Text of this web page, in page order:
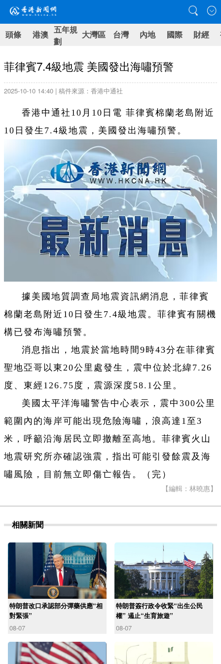
頭條 港澳 五年規
劃
大灣區 台灣 內地 國際 財經
菲律賓7.4級地震 美國發出海嘯預警
2025-10-10 14:40 | 稿件來源：香港中通社
香港中通社10月10日電 菲律賓棉蘭老島附近
10日發生7.4級地震，美國發出海嘯預警。
據美國地質調查局地震資訊網消息，菲律賓
棉蘭老島附近10日發生7.4級地震。菲律賓有關機
構已發布海嘯預警。
消息指出，地震於當地時間9時43分在菲律賓
聖地亞哥以東20公里處發生，震中位於北緯7.26
度、東經126.75度，震源深度58.1公里。
美國太平洋海嘯警告中心表示，震中300公里
範圍內的海岸可能出現危險海嘯，浪高達1至3
米，呼籲沿海居民立即撤離至高地。菲律賓火山
地震研究所亦確認強震，指出可能引發餘震及海
嘯風險，目前無立即傷亡報告。（完）
【編輯：林曉惠】
相關新聞
特朗普改口承認部分彈藥供應“相
對緊張”
08-07
特朗普簽行政令收緊“出生公民
權” 遏止“生育旅遊”
08-07